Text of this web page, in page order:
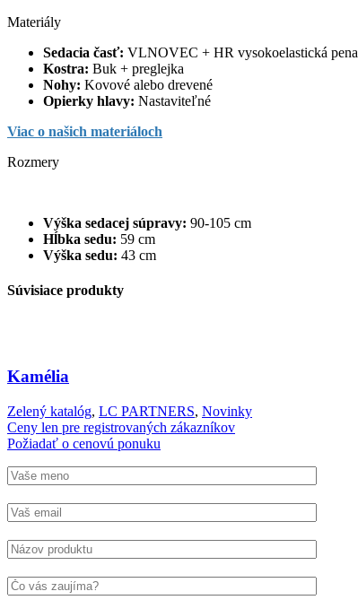
Materiály
Sedacia časť: VLNOVEC + HR vysokoelastická pena
Kostra: Buk + preglejka
Nohy: Kovové alebo drevené
Opierky hlavy: Nastaviteľné
Viac o našich materiáloch
Rozmery
Výška sedacej súpravy: 90-105 cm
Hĺbka sedu: 59 cm
Výška sedu: 43 cm
Súvisiace produkty
Kamélia
Zelený katalóg, LC PARTNERS, Novinky
Ceny len pre registrovaných zákazníkov
Požiadať o cenovú ponuku